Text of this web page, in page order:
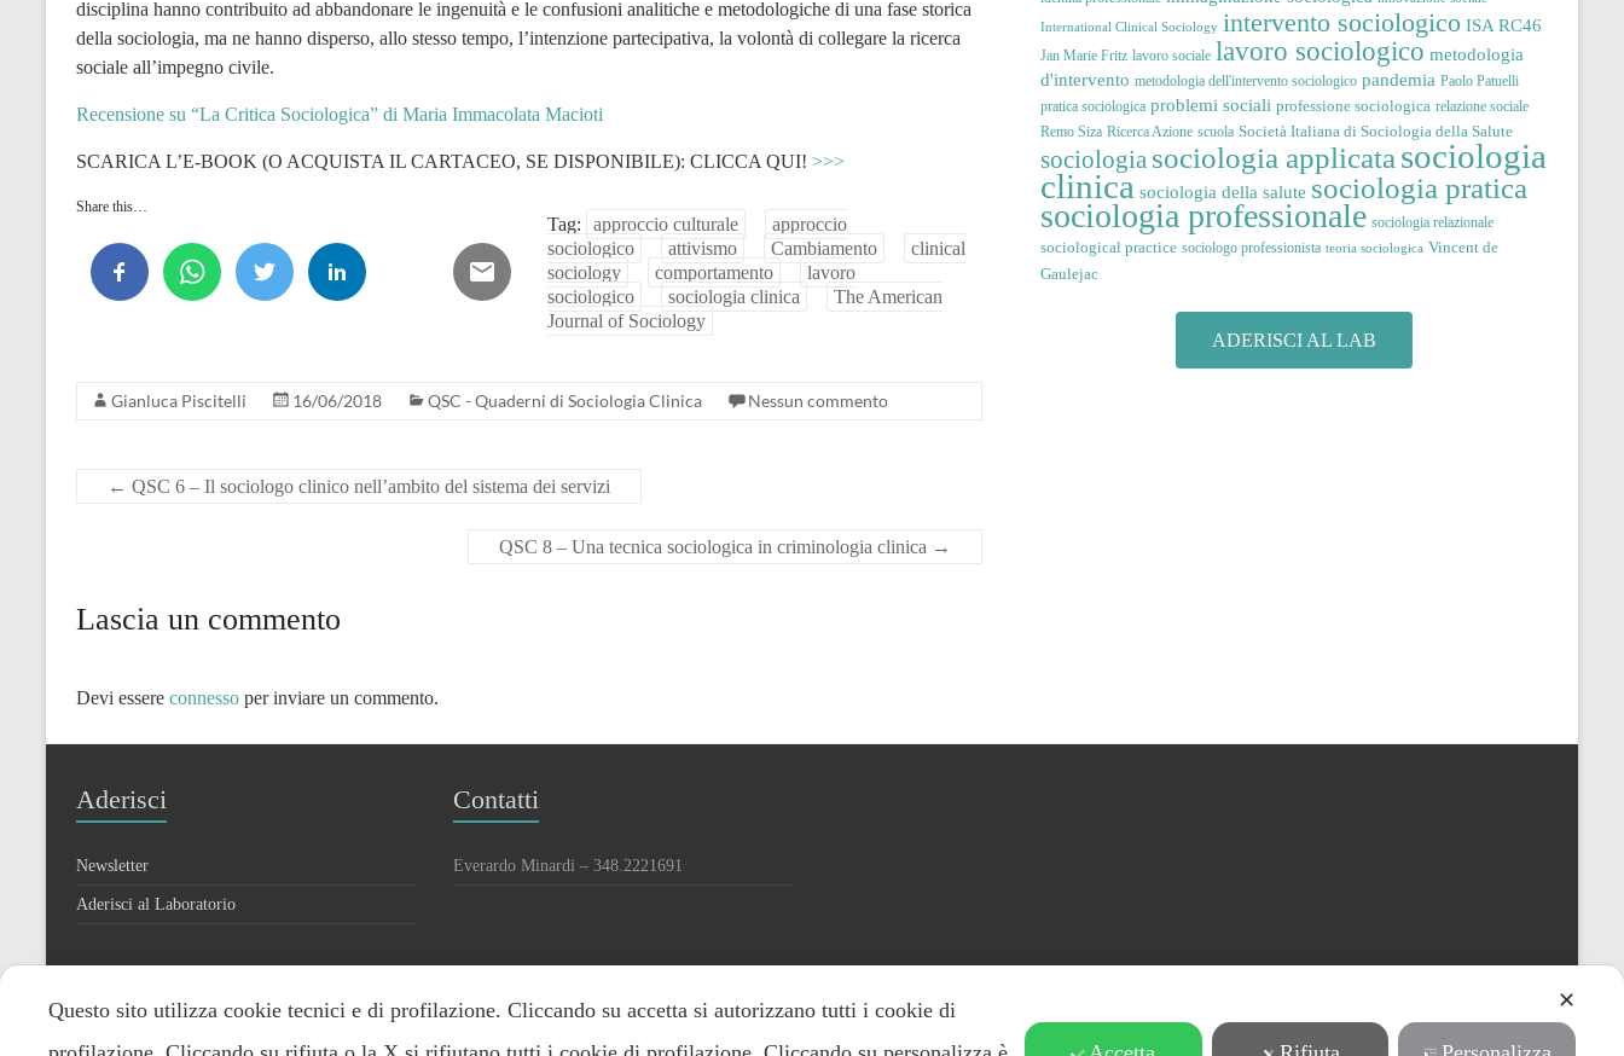
disciplina hanno contribuito ad abbandonare le ingenuità e le confusioni analitiche e metodologiche di una fase storica
della sociologia, ma ne hanno disperso, allo stesso tempo, l’intenzione partecipativa, la volontà di collegare la ricerca
sociale all’impegno civile.
Recensione su “La Critica Sociologica” di Maria Immacolata Macioti
SCARICA L’E-BOOK (O ACQUISTA IL CARTACEO, SE DISPONIBILE): CLICCA QUI! >>>
Share this…
Tag: approccio culturale
approccio
sociologico
attivismo Cambiamento
clinical
sociology
comportamento
lavoro
sociologico
sociologia clinica
The American
Journal of Sociology
Gianluca Piscitelli 16/06/2018 QSC - Quaderni di Sociologia Clinica Nessun commento
← QSC 6 – Il sociologo clinico nell’ambito del sistema dei servizi
QSC 8 – Una tecnica sociologica in criminologia clinica →
Lascia un commento
Devi essere connesso per inviare un commento.
International Clinical Sociology intervento sociologico ISA RC46
Jan Marie Fritz lavoro sociale lavoro sociologico metodologia
d'intervento metodologia dell'intervento sociologico pandemia Paolo Patuelli
pratica sociologica problemi sociali professione sociologica relazione sociale
Remo Siza Ricerca Azione scuola Società Italiana di Sociologia della Salute
sociologia sociologia applicata sociologia
clinica sociologia della salute sociologia pratica
sociologia professionale sociologia relazionale
sociological practice sociologo professionista teoria sociologica Vincent de
Gaulejac
ADERISCI AL LAB
Aderisci
Newsletter
Aderisci al Laboratorio
Contatti
Everardo Minardi – 348.2221691
✕
Questo sito utilizza cookie tecnici e di profilazione. Cliccando su accetta si autorizzano tutti i cookie di